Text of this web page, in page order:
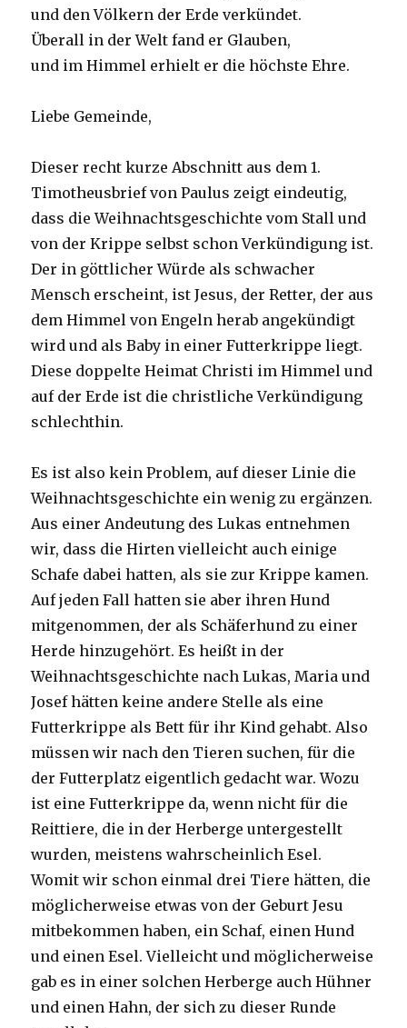
und den Völkern der Erde verkündet.
Überall in der Welt fand er Glauben,
und im Himmel erhielt er die höchste Ehre.
Liebe Gemeinde,
Dieser recht kurze Abschnitt aus dem 1.
Timotheusbrief von Paulus zeigt eindeutig,
dass die Weihnachtsgeschichte vom Stall und
von der Krippe selbst schon Verkündigung ist.
Der in göttlicher Würde als schwacher
Mensch erscheint, ist Jesus, der Retter, der aus
dem Himmel von Engeln herab angekündigt
wird und als Baby in einer Futterkrippe liegt.
Diese doppelte Heimat Christi im Himmel und
auf der Erde ist die christliche Verkündigung
schlechthin.
Es ist also kein Problem, auf dieser Linie die
Weihnachtsgeschichte ein wenig zu ergänzen.
Aus einer Andeutung des Lukas entnehmen
wir, dass die Hirten vielleicht auch einige
Schafe dabei hatten, als sie zur Krippe kamen.
Auf jeden Fall hatten sie aber ihren Hund
mitgenommen, der als Schäferhund zu einer
Herde hinzugehört. Es heißt in der
Weihnachtsgeschichte nach Lukas, Maria und
Josef hätten keine andere Stelle als eine
Futterkrippe als Bett für ihr Kind gehabt. Also
müssen wir nach den Tieren suchen, für die
der Futterplatz eigentlich gedacht war. Wozu
ist eine Futterkrippe da, wenn nicht für die
Reittiere, die in der Herberge untergestellt
wurden, meistens wahrscheinlich Esel.
Womit wir schon einmal drei Tiere hätten, die
möglicherweise etwas von der Geburt Jesu
mitbekommen haben, ein Schaf, einen Hund
und einen Esel. Vielleicht und möglicherweise
gab es in einer solchen Herberge auch Hühner
und einen Hahn, der sich zu dieser Runde